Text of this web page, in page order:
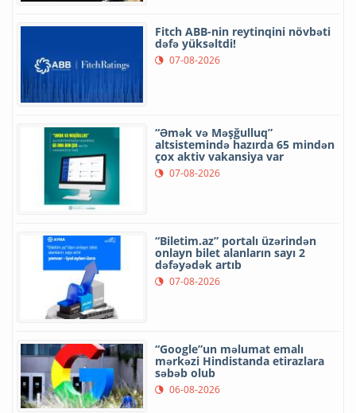
Fitch ABB-nin reytinqini növbəti
dəfə yüksəltdi!
07-08-2026
“Əmək və Məşğulluq”
altsistemində hazırda 65 mindən
çox aktiv vakansiya var
07-08-2026
“Biletim.az” portalı üzərindən
onlayn bilet alanların sayı 2
dəfəyədək artıb
07-08-2026
“Google”un məlumat emalı
mərkəzi Hindistanda etirazlara
səbəb olub
06-08-2026